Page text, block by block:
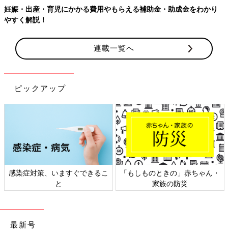
妊娠・出産・育児にかかる費用やもらえる補助金・助成金をわかり
やすく解説！
連載一覧へ
ピックアップ
感染症対策、いますぐできるこ
と
「もしものときの」赤ちゃん・
家族の防災
最新号